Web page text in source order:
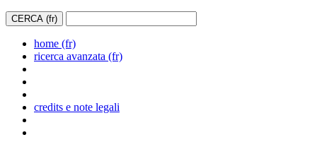
home (fr)
ricerca avanzata (fr)
credits e note legali